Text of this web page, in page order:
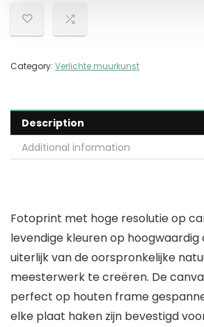
Category: Verlichte muurkunst
Description
Additional information
Fotoprint met hoge resolutie op
levendige kleuren op hoogwaardig
uiterlijk van de oorspronkelijke
meesterwerk te creëren. De
perfect op houten frame
elke plaat haken zijn bevestigd